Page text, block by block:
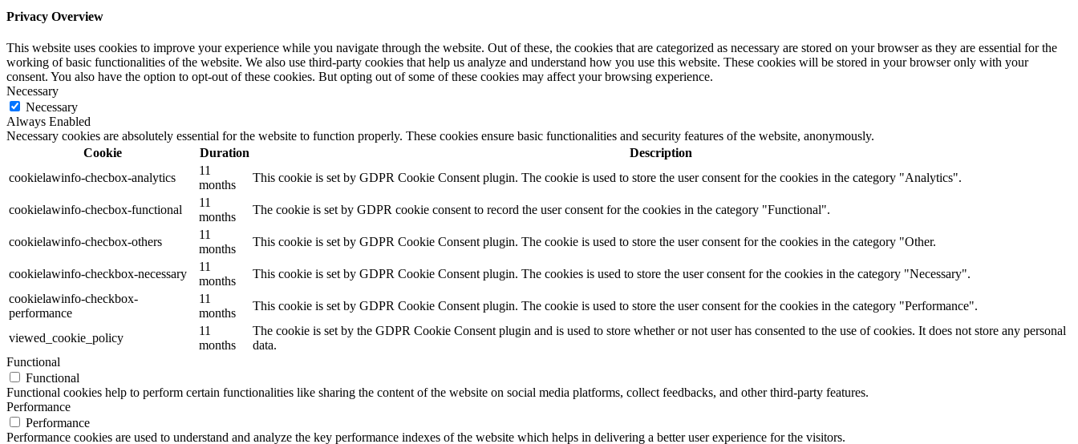
Privacy Overview
This website uses cookies to improve your experience while you navigate through the website. Out of these, the cookies that are categorized as necessary are stored on your browser as they are essential for the
working of basic functionalities of the website. We also use third-party cookies that help us analyze and understand how you use this website. These cookies will be stored in your browser only with your
consent. You also have the option to opt-out of these cookies. But opting out of some of these cookies may affect your browsing experience.
Necessary
Necessary
Always Enabled
Necessary cookies are absolutely essential for the website to function properly. These cookies ensure basic functionalities and security features of the website, anonymously.
Cookie
Duration
Description
cookielawinfo-checbox-analytics
11
months
This cookie is set by GDPR Cookie Consent plugin. The cookie is used to store the user consent for the cookies in the category "Analytics".
cookielawinfo-checbox-functional
11
months
The cookie is set by GDPR cookie consent to record the user consent for the cookies in the category "Functional".
cookielawinfo-checbox-others
11
months
This cookie is set by GDPR Cookie Consent plugin. The cookie is used to store the user consent for the cookies in the category "Other.
cookielawinfo-checkbox-necessary
11
months
This cookie is set by GDPR Cookie Consent plugin. The cookies is used to store the user consent for the cookies in the category "Necessary".
cookielawinfo-checkbox-
performance
11
months
This cookie is set by GDPR Cookie Consent plugin. The cookie is used to store the user consent for the cookies in the category "Performance".
viewed_cookie_policy
11
months
The cookie is set by the GDPR Cookie Consent plugin and is used to store whether or not user has consented to the use of cookies. It does not store any personal
data.
Functional
Functional
Functional cookies help to perform certain functionalities like sharing the content of the website on social media platforms, collect feedbacks, and other third-party features.
Performance
Performance
Performance cookies are used to understand and analyze the key performance indexes of the website which helps in delivering a better user experience for the visitors.